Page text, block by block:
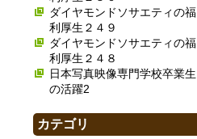
ダイヤモンドソサエティの福
利厚生２４９
ダイヤモンドソサエティの福
利厚生２４８
日本写真映像専門学校卒業生
の活躍2
カテゴリ